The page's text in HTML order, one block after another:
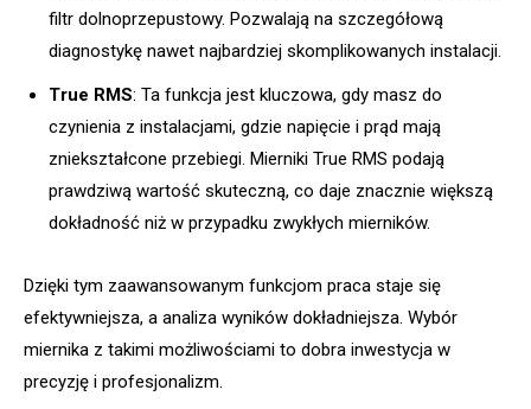
filtr dolnoprzepustowy. Pozwalają na szczegółową
diagnostykę nawet najbardziej skomplikowanych instalacji.
True RMS: Ta funkcja jest kluczowa, gdy masz do
czynienia z instalacjami, gdzie napięcie i prąd mają
zniekształcone przebiegi. Mierniki True RMS podają
prawdziwą wartość skuteczną, co daje znacznie większą
dokładność niż w przypadku zwykłych mierników.
Dzięki tym zaawansowanym funkcjom praca staje się
efektywniejsza, a analiza wyników dokładniejsza. Wybór
miernika z takimi możliwościami to dobra inwestycja w
precyzję i profesjonalizm.